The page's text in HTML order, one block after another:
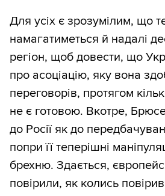
Для усіх є зрозумілим, що
намагатиметься й надалі
регіон, щоб довести, що
про асоціацію, яку вона
переговорів, протягом
не є готовою. Вкотре,
до Росії як до
попри її теперішні
брехню. Здається,
повірили, як колись